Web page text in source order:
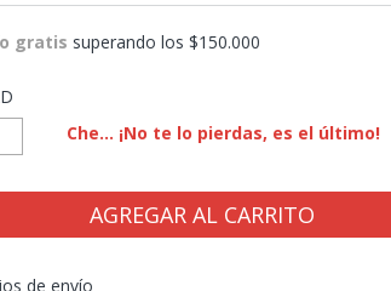
gratis superando los$150.000
Che... ¡No te lo pierdas, es el último!
el CP:
de envío